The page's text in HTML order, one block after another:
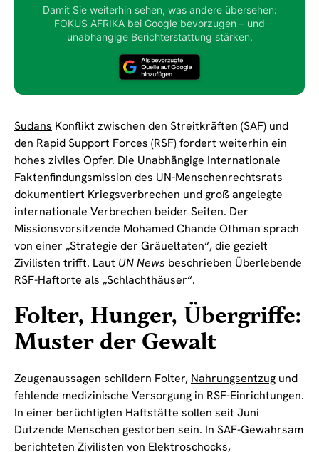
Damit Sie weiterhin sehen, was andere übersehen:
FOKUS AFRIKA bei Google bevorzugen – und
unabhängige Berichterstattung stärken.
Sudans Konflikt zwischen den Streitkräften (SAF) und
den Rapid Support Forces (RSF) fordert weiterhin ein
hohes ziviles Opfer. Die Unabhängige Internationale
Faktenfindungsmission des UN-Menschenrechtsrats
dokumentiert Kriegsverbrechen und groß angelegte
internationale Verbrechen beider Seiten. Der
Missionsvorsitzende Mohamed Chande Othman sprach
von einer „Strategie der Gräueltaten“, die gezielt
Zivilisten trifft. Laut UN News beschrieben Überlebende
RSF-Haftorte als „Schlachthäuser“.
Folter, Hunger, Übergriffe:
Muster der Gewalt
Zeugenaussagen schildern Folter, Nahrungsentzug und
fehlende medizinische Versorgung in RSF-Einrichtungen.
In einer berüchtigten Haftstätte sollen seit Juni
Dutzende Menschen gestorben sein. In SAF-Gewahrsam
berichteten Zivilisten von Elektroschocks,